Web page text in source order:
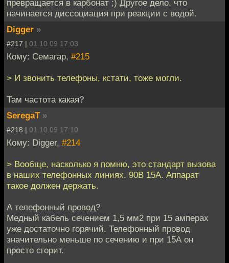
превращается в карбонат ;) Другое дело, что
начинается диссоциация при реакции с водой.
Digger »
#217 | 01.10.09 17:03
Кому: Семагар, #215
> И звонить телефоны, кстати, тоже могли.
Там частота какая?
SeregaT »
#218 | 01.10.09 17:10
Кому: Digger, #214
> Вообще, насколько я помню, это стандарт вызова
в наших телефонных линиях. 90В 15А. Аппарат
такое должен держать.
А телефонный провод?
Медный кабель сечением 1,5 мм2 при 15 амперах
уже достаточно горячий. Телефонный провод
значительно меньше по сечению и при 15А он
просто сгорит.